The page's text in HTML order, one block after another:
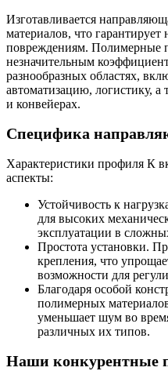
Изготавливается
материалов, что гарантирует
повреждениям. Полимерные
незначительным
разнообразных областях,
автоматизацию, логистику, а
и конвейерах.
Специфика
Характеристики профиля К
аспекты:
Устойчивость к
для высоких
эксплуатации в
Простота установки.
крепления, что
возможности для
Благодаря особой
полимерных
уменьшает шум во
различных их типов.
Наши конкурентные